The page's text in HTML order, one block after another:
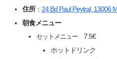
住所： 24 Bd Paul Peytral, 13006
朝食メニュー
セットメニュー7.5€
ホットドリンク